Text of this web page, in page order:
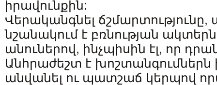
իրավունքին:
Վերականգնել
նշանակում է բռնության
անուներով, ինչպիսին էլ, որ
Անհրաժեշտ է խոշտանգումներն
անվանել ու պատշաճ կերպով